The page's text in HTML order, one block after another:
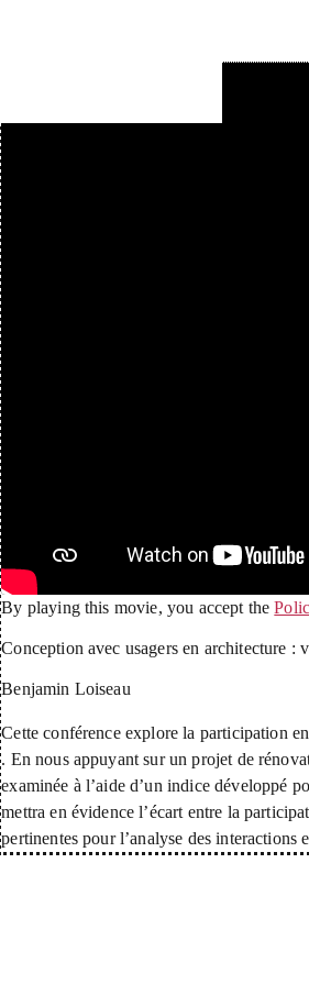
By playing this movie, you accept the
Conception avec usagers en architecture
Benjamin Loiseau
Cette conférence explore la participation
. En nous appuyant sur un projet de
examinée à l’aide d’un indice développé
mettra en évidence l’écart entre la
pertinentes pour l’analyse des interactions